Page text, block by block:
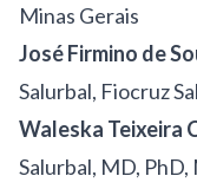
Minas Gerais
José Firmino de
Salurbal, Fiocruz
Waleska Teixeira
Salurbal, MD, PhD,